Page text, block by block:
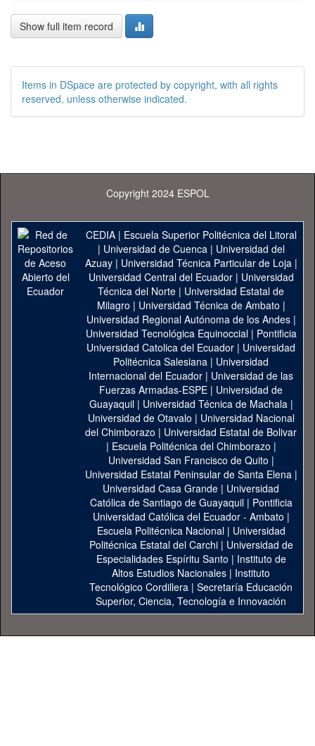
Show full item record
Items in DSpace are protected by copyright, with all rights
reserved, unless otherwise indicated.
Copyright 2024 ESPOL
CEDIA| Escuela Superior Politécnica del Litoral
| Universidad de Cuenca| Universidad del
Azuay| Universidad Técnica Particular de Loja|
Universidad Central del Ecuador| Universidad
Técnica del Norte | Universidad Estatal de
Milagro | Universidad Técnica de Ambato |
Universidad Regional Autónoma de los Andes|
Universidad Tecnológica Equinoccial| Pontificia
Universidad Catolica del Ecuador | Universidad
Politécnica Salesiana | Universidad
Internacional del Ecuador | Universidad de las
Fuerzas Armadas-ESPE | Universidad de
Guayaquil| Universidad Técnica de Machala|
Universidad de Otavalo | Universidad Nacional
del Chimborazo | Universidad Estatal de Bolivar
| Escuela Politécnica del Chimborazo |
Universidad San Francisco de Quito |
Universidad Estatal Peninsular de Santa Elena|
Universidad Casa Grande | Universidad
Católica de Santiago de Guayaquil| Pontificia
Universidad Católica del Ecuador - Ambato |
Escuela Politécnica Nacional| Universidad
Politécnica Estatal del Carchi| Universidad de
Especialidades Espíritu Santo | Instituto de
Altos Estudios Nacionales | Instituto
Tecnológico Cordillera | Secretaría Educación
Superior, Ciencia, Tecnología e Innovación